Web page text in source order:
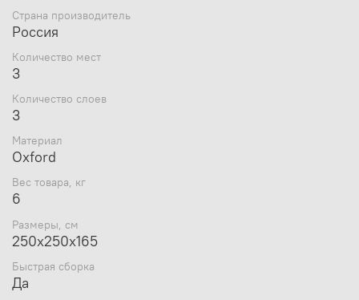
что очень важно для безопасности на льду
в темное время суток
Удобный фирменный чехол позволяет свободно
дышащими свойствами. Для циркуляции воздуха
форточку в виде молнии на крыше или верхний
бегунок на входной двери
Рекомендуем укрепить палатку растяжками,
независимо от наличия ветра
Страна производитель
Россия
Количество мест
3
Количество слоев
3
Материал
Oxford
Вес товара, кг
6
Размеры, см
250х250х165
Быстрая сборка
Да